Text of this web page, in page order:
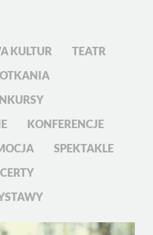
KULTUR
TEATR
KONFERENCJE
SPEKTAKLE